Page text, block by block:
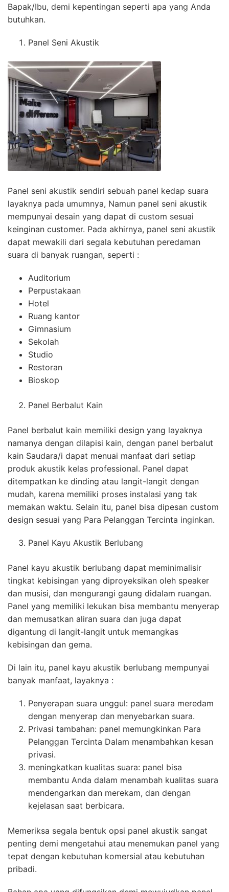
Bapak/Ibu, demi kepentingan seperti apa yang Anda
butuhkan.
Panel Seni Akustik
Panel seni akustik sendiri sebuah panel kedap suara
layaknya pada umumnya, Namun panel seni akustik
mempunyai desain yang dapat di custom sesuai
keinginan customer. Pada akhirnya, panel seni akustik
dapat mewakili dari segala kebutuhan peredaman
suara di banyak ruangan, seperti :
Auditorium
Perpustakaan
Hotel
Ruang kantor
Gimnasium
Sekolah
Studio
Restoran
Bioskop
Panel Berbalut Kain
Panel berbalut kain memiliki design yang layaknya
namanya dengan dilapisi kain, dengan panel berbalut
kain Saudara/i dapat menuai manfaat dari setiap
produk akustik kelas professional. Panel dapat
ditempatkan ke dinding atau langit-langit dengan
mudah, karena memiliki proses instalasi yang tak
memakan waktu. Selain itu, panel bisa dipesan custom
design sesuai yang Para Pelanggan Tercinta inginkan.
Panel Kayu Akustik Berlubang
Panel kayu akustik berlubang dapat meminimalisir
tingkat kebisingan yang diproyeksikan oleh speaker
dan musisi, dan mengurangi gaung didalam ruangan.
Panel yang memiliki lekukan bisa membantu menyerap
dan memusatkan aliran suara dan juga dapat
digantung di langit-langit untuk memangkas
kebisingan dan gema.
Di lain itu, panel kayu akustik berlubang mempunyai
banyak manfaat, layaknya :
Penyerapan suara unggul: panel suara meredam
dengan menyerap dan menyebarkan suara.
Privasi tambahan: panel memungkinkan Para
Pelanggan Tercinta Dalam menambahkan kesan
privasi.
meningkatkan kualitas suara: panel bisa
membantu Anda dalam menambah kualitas suara
mendengarkan dan merekam, dan dengan
kejelasan saat berbicara.
Memeriksa segala bentuk opsi panel akustik sangat
penting demi mengetahui atau menemukan panel yang
tepat dengan kebutuhan komersial atau kebutuhan
pribadi.